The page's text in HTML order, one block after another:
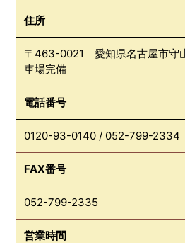
住所
〒463-0021 愛知県名古屋市守
車場完備
電話番号
0120-93-0140 / 052-799-2334
FAX番号
052-799-2335
営業時間